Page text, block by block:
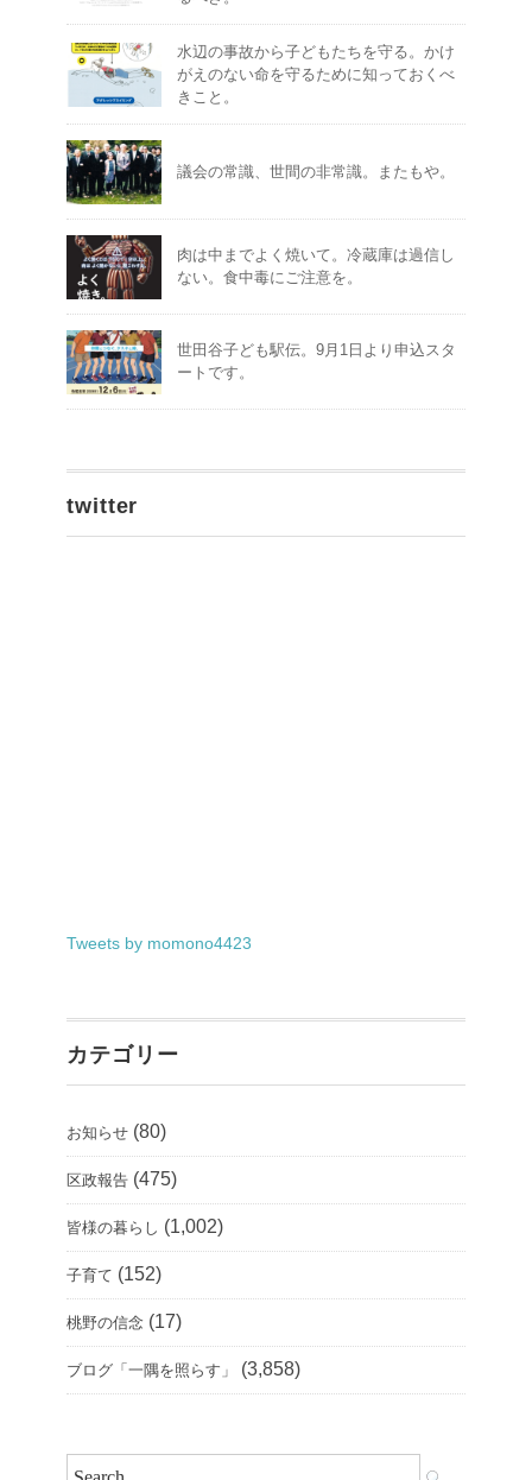
水辺の事故から子どもたちを守る。かけ
がえのない命を守るために知っておくべ
きこと。
議会の常識、世間の非常識。またもや。
肉は中までよく焼いて。冷蔵庫は過信し
ない。食中毒にご注意を。
世田谷子ども駅伝。9月1日より申込スタ
ートです。
twitter
Tweets by momono4423
カテゴリー
お知らせ (80)
区政報告 (475)
皆様の暮らし (1,002)
子育て (152)
桃野の信念 (17)
ブログ「一隅を照らす」 (3,858)